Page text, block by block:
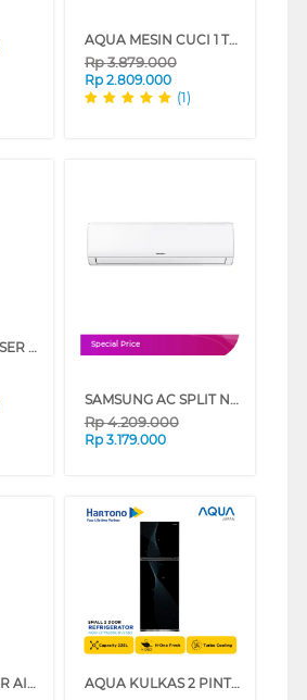
AQUA MESIN CUCI 1 TABUNG TOP LOAD WASHER 9 KG AQW-900F
Rp3.879.000
Rp 2.809.000
(1)
TOSHIBA DISPENSER AIR BERDIRI GALON BAWAH STANDING DISPENSER RWF-W1615BN(K1) Special Price
SAMSUNG AC SPLIT NEO ALPHA INVERTER AIR CONDITIONER AR40 SERIES
Rp4.209.000
Rp 3.179.000
MIDEA DISPENSER AIR BERDIRI GALON BAWAH STANDING DISPENSER YL2036S AQUA KULKAS 2 PINTU KECIL SMALL 2 DOOR REFRIGERATOR STAR BLUE AQR-DTM285CBV(SB)